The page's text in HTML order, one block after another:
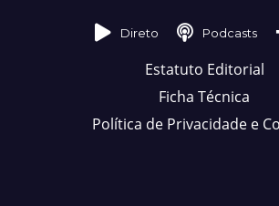
Direto Podcasts
Estatuto Editorial
Ficha Técnica
Política de Privacidade e